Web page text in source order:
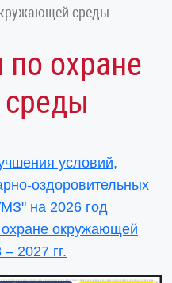
среды
охране
условий,
оздоровительных
на 2026 год
окружающей
2027 гг.